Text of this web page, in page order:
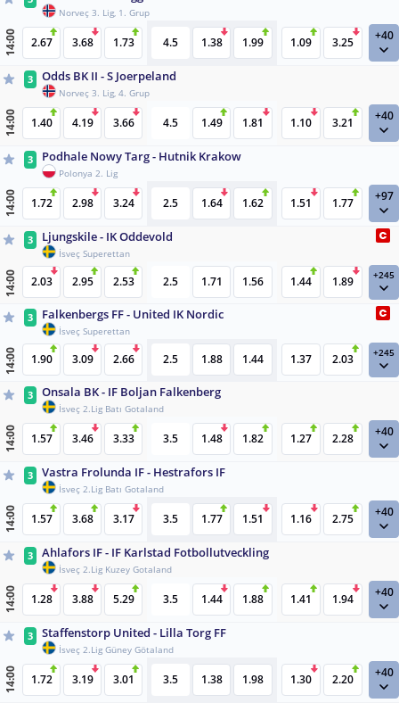
Norveç 3. Lig, 1. Grup
14:00 2.67 3.68 1.73 4.5 1.38 1.99 1.09 3.25 +40
3 Odds BK II - S Joerpeland
Norveç 3. Lig, 4. Grup
14:00 1.40 4.19 3.66 4.5 1.49 1.81 1.10 3.21 +40
3 Podhale Nowy Targ - Hutnik Krakow
Polonya 2. Lig
14:00 1.72 2.98 3.24 2.5 1.64 1.62 1.51 1.77 +97
3 Ljungskile - IK Oddevold
İsveç Superettan
14:00 2.03 2.95 2.53 2.5 1.71 1.56 1.44 1.89 +245
3 Falkenbergs FF - United IK Nordic
İsveç Superettan
14:00 1.90 3.09 2.66 2.5 1.88 1.44 1.37 2.03 +245
3 Onsala BK - IF Boljan Falkenberg
İsveç 2.Lig Batı Gotaland
14:00 1.57 3.46 3.33 3.5 1.48 1.82 1.27 2.28 +40
3 Vastra Frolunda IF - Hestrafors IF
İsveç 2.Lig Batı Gotaland
14:00 1.57 3.68 3.17 3.5 1.77 1.51 1.16 2.75 +40
3 Ahlafors IF - IF Karlstad Fotbollutveckling
İsveç 2.Lig Kuzey Gotaland
14:00 1.28 3.88 5.29 3.5 1.44 1.88 1.41 1.94 +40
3 Staffenstorp United - Lilla Torg FF
İsveç 2.Lig Güney Götaland
14:00 1.72 3.19 3.01 3.5 1.38 1.98 1.30 2.20 +40